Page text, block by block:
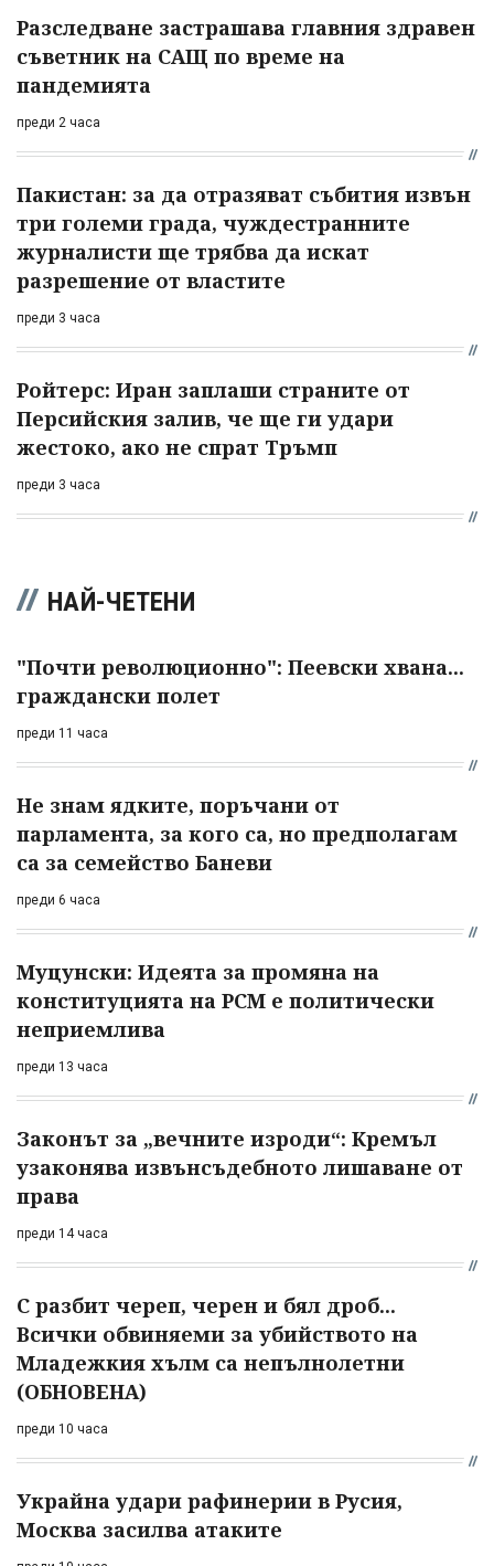
Разследване застрашава главния здравен
съветник на САЩ по време на
пандемията
преди 2 часа
Пакистан: за да отразяват събития извън
три големи града, чуждестранните
журналисти ще трябва да искат
разрешение от властите
преди 3 часа
Ройтерс: Иран заплаши страните от
Персийския залив, че ще ги удари
жестоко, ако не спрат Тръмп
преди 3 часа
НАЙ-ЧЕТЕНИ
"Почти революционно": Пеевски хвана...
граждански полет
преди 11 часа
Не знам ядките, поръчани от
парламента, за кого са, но предполагам
са за семейство Баневи
преди 6 часа
Муцунски: Идеята за промяна на
конституцията на РСМ е политически
неприемлива
преди 13 часа
Законът за „вечните изроди“: Кремъл
узаконява извънсъдебното лишаване от
права
преди 14 часа
С разбит череп, черен и бял дроб...
Всички обвиняеми за убийството на
Младежкия хълм са непълнолетни
(ОБНОВЕНА)
преди 10 часа
Украйна удари рафинерии в Русия,
Москва засилва атаките